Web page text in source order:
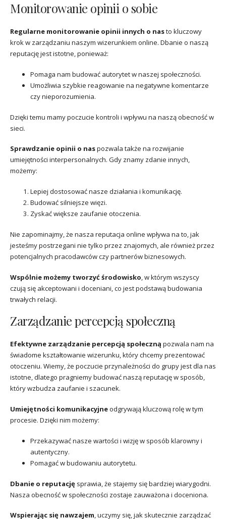
Monitorowanie opinii o sobie
Regularne monitorowanie opinii innych o nasto kluczowy
krok w zarządzaniu naszym wizerunkiem online. Dbanie o naszą
reputację jest istotne, ponieważ:
Pomaga nam budować autorytet w naszej społeczności.
Umożliwia szybkie reagowanie na negatywne komentarze
czy nieporozumienia.
Dzięki temu mamy poczucie kontroli i wpływu na naszą obecność w
sieci.
Sprawdzanie opinii o naspozwala także na rozwijanie
umiejętności interpersonalnych. Gdy znamy zdanie innych,
możemy:
Lepiej dostosować nasze działania i komunikację.
Budować silniejsze więzi.
Zyskać większe zaufanie otoczenia.
Nie zapominajmy, że nasza reputacja online wpływa na to, jak
jesteśmy postrzegani nie tylko przez znajomych, ale również przez
potencjalnych pracodawców czy partnerów biznesowych.
Wspólnie możemy tworzyć środowisko, w którym wszyscy
czują się akceptowani i doceniani, co jest podstawą budowania
trwałych relacji.
Zarządzanie percepcją społeczną
Efektywne zarządzanie percepcją społeczną pozwala nam na
świadome kształtowanie wizerunku, który chcemy prezentować
otoczeniu. Wiemy, że poczucie przynależności do grupy jest dla nas
istotne, dlatego pragniemy budować naszą reputację w sposób,
który wzbudza zaufanie i szacunek.
Umiejętności komunikacyjneodgrywają kluczową rolę w tym
procesie. Dzięki nim możemy:
Przekazywać nasze wartości i wizję w sposób klarowny i
autentyczny.
Pomagać w budowaniu autorytetu.
Dbanie o reputację sprawia, że stajemy się bardziej wiarygodni.
Nasza obecność w społeczności zostaje zauważona i doceniona.
Wspierając się nawzajem, uczymy się, jak skutecznie zarządzać